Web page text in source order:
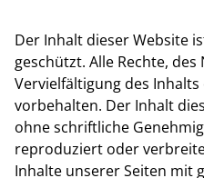
Der Inhalt dieser Website
geschützt. Alle Rechte,
Vervielfältigung des
vorbehalten. Der Inhalt
ohne schriftliche
reproduziert oder
Inhalte unserer Seiten mit